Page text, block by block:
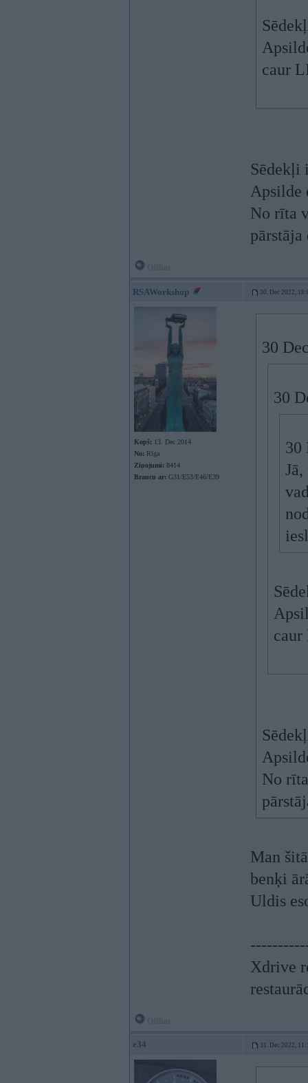
caur
Sēdekļi
Apsilde
No rīta
RSAWorkshop 30. Dec 2022,
Kopš: 13. Dec 2014
No: Rīga
Ziņojumi: 8414
Braucu ar: G31/E53/E46/E39
30
30
30
No
Man
benķi
Uldis
Xdrive
e34 31. Dec 2022,